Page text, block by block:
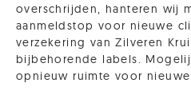
overschrijden, hanteren wij
aanmeldstop voor nieuwe
verzekering van Zilveren
bijbehorende labels.
opnieuw ruimte voor nieuwe